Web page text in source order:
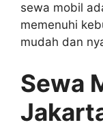
sewa mobil
memenuhi
mudah dan
Sewa